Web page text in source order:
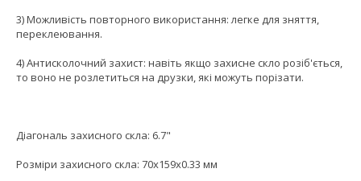
3) Можливість повторного використання: легке для зняття,
переклеювання.
4) Антисколочний захист: навіть якщо захисне скло розіб'ється,
то воно не розлетиться на друзки, які можуть порізати.
Діагональ захисного скла: 6.7"
Розміри захисного скла: 70x159x0.33 мм